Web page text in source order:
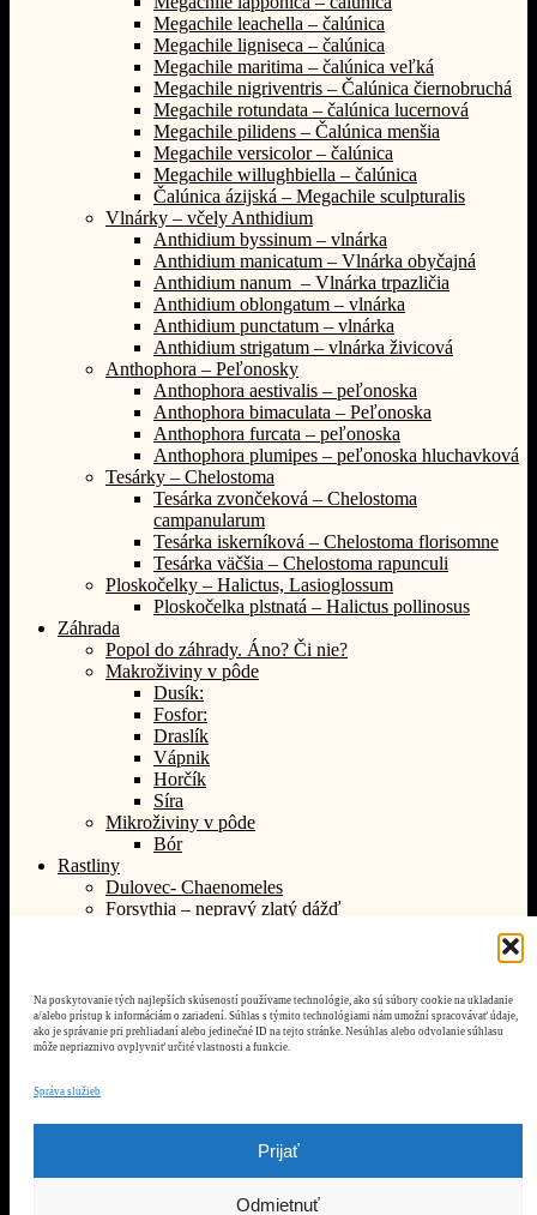
Na poskytovanie tých najlepších skúseností používame technológie, ako sú súbory cookie na ukladanie
a/alebo prístup k informáciám o zariadení. Súhlas s týmito technológiami nám umožní spracovávať údaje,
ako je správanie pri prehliadaní alebo jedinečné ID na tejto stránke. Nesúhlas alebo odvolanie súhlasu
môže nepriaznivo ovplyvniť určité vlastnosti a funkcie.
Správa služieb
Prijať
Odmietnuť
Megachile leachella – čalúnica
Megachile ligniseca – čalúnica
Megachile maritima – čalúnica veľká
Megachile nigriventris – Čalúnica čiernobruchá
Megachile rotundata – čalúnica lucernová
Megachile pilidens – Čalúnica menšia
Megachile versicolor – čalúnica
Megachile willughbiella – čalúnica
Čalúnica ázijská – Megachile sculpturalis
Vlnárky – včely Anthidium
Anthidium byssinum – vlnárka
Anthidium manicatum – Vlnárka obyčajná
Anthidium nanum – Vlnárka trpazličia
Anthidium oblongatum – vlnárka
Anthidium punctatum – vlnárka
Anthidium strigatum – vlnárka živicová
Anthophora – Peľonosky
Anthophora aestivalis – peľonoska
Anthophora bimaculata – Peľonoska
Anthophora furcata – peľonoska
Anthophora plumipes – peľonoska hluchavková
Tesárky – Chelostoma
Tesárka zvončeková – Chelostoma
campanularum
Tesárka iskerníková – Chelostoma florisomne
Tesárka väčšia – Chelostoma rapunculi
Ploskočelky – Halictus, Lasioglossum
Ploskočelka plstnatá – Halictus pollinosus
Záhrada
Popol do záhrady. Áno? Či nie?
Makroživiny v pôde
Dusík:
Fosfor:
Draslík
Vápnik
Horčík
Síra
Mikroživiny v pôde
Bór
Rastliny
Dulovec- Chaenomeles
Forsythia – nepravý zlatý dážď
Pôvodne medonosné rastliny, ktoré sú dnes invazívne.
Kéria japonská – Kerria japonica
Orgován – Syringa vulgaris
Narcis
Kosatec – Iris
Jedovatá cuketa
Budleja a žiadne motýle
Motýľ – druhy na Slovensku